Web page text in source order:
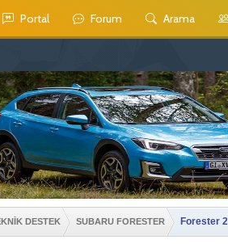
Portal Forum Arama
DESTEK SUBARU FORESTER Forester